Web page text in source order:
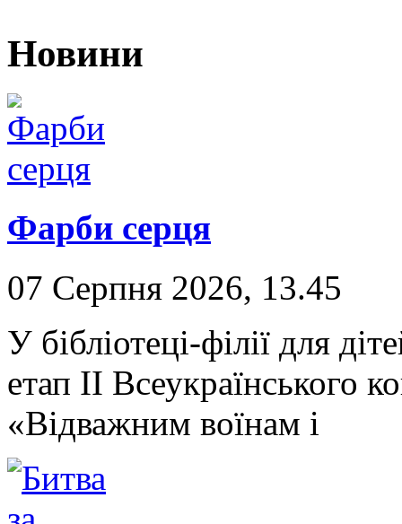
Новини
Фарби серця
07 Серпня 2026, 13.45
У бібліотеці-філії для
етап II Всеукраїнського
«Відважним воїнам і